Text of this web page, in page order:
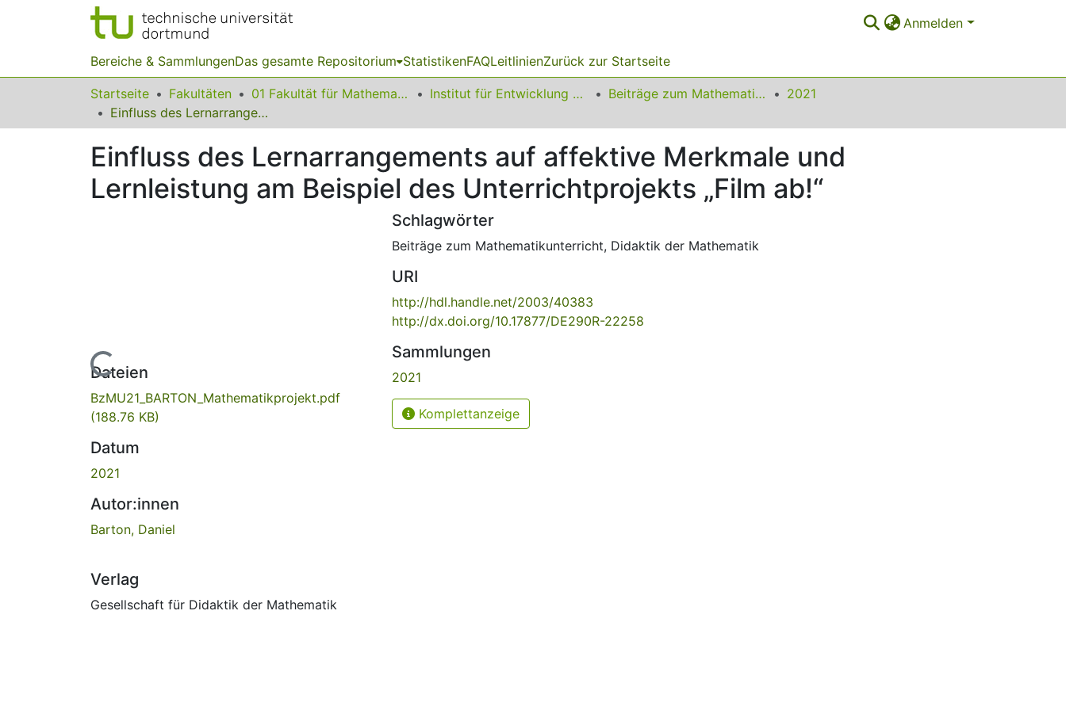
Anmelden
Bereiche & SammlungenDas gesamte Repositorium StatistikenFAQLeitlinienZurück zur Startseite
Startseite Fakultäten 01 Fakultät für Mathematik Institut für Entwicklung und Erforschung des Mathematikunterrichts Beiträge zum Mathematikunterricht
2021
Einfluss des Lernarrangements auf affektive Merkmale und Lernleistung am Beispiel des Unterrichtprojekts „Film ab!“
Einfluss des Lernarrangements auf affektive Merkmale und
Lernleistung am Beispiel des Unterrichtprojekts „Film ab!“
Lade...
Dateien
BzMU21_BARTON_Mathematikprojekt.pdf
(188.76 KB)
Datum
2021
Autor:innen
Barton, Daniel
Verlag
Gesellschaft für Didaktik der Mathematik
Schlagwörter
Beiträge zum Mathematikunterricht, Didaktik der Mathematik
URI
http://hdl.handle.net/2003/40383
http://dx.doi.org/10.17877/DE290R-22258
Sammlungen
2021
Komplettanzeige